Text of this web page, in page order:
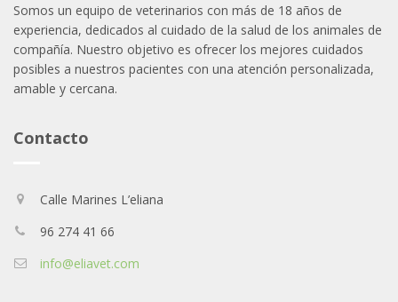
Somos un equipo de veterinarios con más de 18 años de
experiencia, dedicados al cuidado de la salud de los animales de
compañía. Nuestro objetivo es ofrecer los mejores cuidados
posibles a nuestros pacientes con una atención personalizada,
amable y cercana.
Contacto
Calle Marines L’eliana
96 274 41 66
info@eliavet.com